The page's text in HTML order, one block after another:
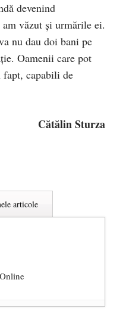
devenind
văzut și urmările ei.
nu dau doi bani pe
Oamenii care pot
fapt, capabili de
Cătălin Sturza
articole